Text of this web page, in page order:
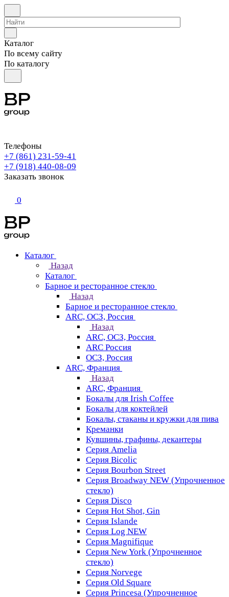
Каталог
По всему сайту
По каталогу
Телефоны
+7 (861) 231-59-41
+7 (918) 440-08-09
Заказать звонок
0
Каталог
Назад
Каталог
Барное и ресторанное стекло
Назад
Барное и ресторанное стекло
ARC, ОСЗ, Россия
Назад
ARC, ОСЗ, Россия
ARC Россия
ОСЗ, Россия
ARC, Франция
Назад
ARC, Франция
Бокалы для Irish Coffee
Бокалы для коктейлей
Бокалы, стаканы и кружки для пива
Креманки
Кувшины, графины, декантеры
Серия Amelia
Серия Bicolic
Серия Bourbon Street
Серия Broadway NEW (Упрочненное
стекло)
Серия Disco
Серия Hot Shot, Gin
Серия Islande
Серия Log NEW
Серия Magnifique
Серия New York (Упрочненное
стекло)
Серия Norvege
Серия Old Square
Серия Princesa (Упрочненное